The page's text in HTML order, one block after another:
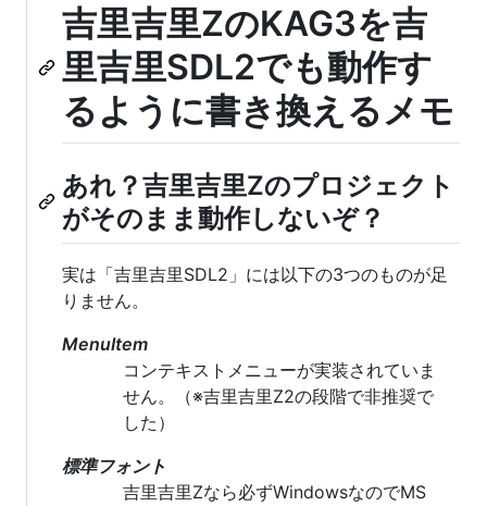
吉里吉里ZのKAG3を吉
里吉里SDL2でも動作す
るように書き換えるメモ
あれ？吉里吉里Zのプロジェクト
がそのまま動作しないぞ？
実は「吉里吉里SDL2」には以下の3つのものが足
りません。
MenuItem
コンテキストメニューが実装されていま
せん。（※吉里吉里Z2の段階で非推奨で
した）
標準フォント
吉里吉里Zなら必ずWindowsなのでMS